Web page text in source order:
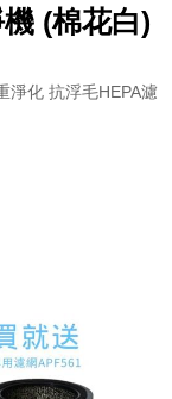
(棉花白)
淨化 抗浮毛HEPA濾